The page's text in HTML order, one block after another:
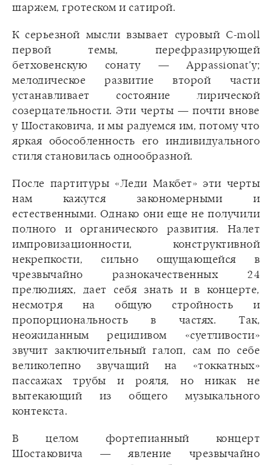
шаржем, гротеском и сатирой.
К серьезной мысли взывает суровый С-moll
первой темы, перефразирующей
бетховенскую сонату — Appassionat’у;
мелодическое развитие второй части
устанавливает состояние лирической
созерцательности. Эти черты — почти внове
у Шостаковича, и мы радуемся им, потому что
яркая обособленность его индивидуального
стиля становилась однообразной.
После партитуры «Леди Макбет» эти черты
нам кажутся закономерными и
естественными. Однако они еще не получили
полного и органического развития. Налет
импровизационности, конструктивной
некрепкости, сильно ощущающейся в
чрезвычайно разнокачественных 24
прелюдиях, дает себя знать и в концерте,
несмотря на общую стройность и
пропорциональность в частях. Так,
неожиданным рецидивом «суетливости»
звучит заключительный галоп, сам по себе
великолепно звучащий на «токкатных»
пассажах трубы и рояля, но никак не
вытекающий из общего музыкального
контекста.
В целом фортепианный концерт
Шостаковича — явление чрезвычайно